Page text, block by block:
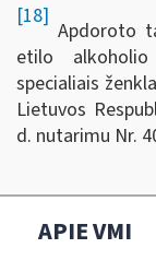
[18]
Apdoroto
etilo
specialiais
Lietuvos
d. nutarimu Nr.
APIE VMI